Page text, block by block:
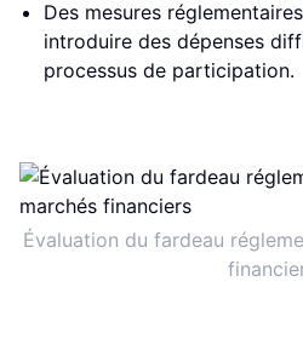
Des mesures
introduire des dépenses
processus de participation.
Évaluation du fardeau